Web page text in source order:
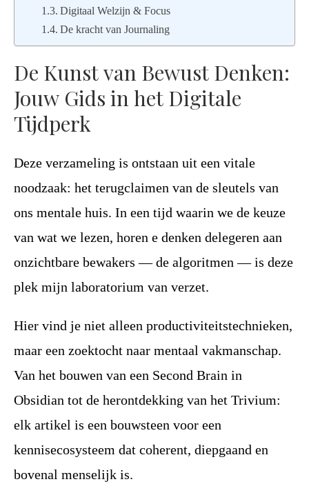
Digitaal Welzijn & Focus
De kracht van Journaling
De Kunst van Bewust Denken:
Jouw Gids in het Digitale
Tijdperk
Deze verzameling is ontstaan uit een vitale
noodzaak: het terugclaimen van de sleutels van
ons mentale huis. In een tijd waarin we de keuze
van wat we lezen, horen e denken delegeren aan
onzichtbare bewakers — de algoritmen — is deze
plek mijn laboratorium van verzet.
Hier vind je niet alleen productiviteitstechnieken,
maar een zoektocht naar mentaal vakmanschap.
Van het bouwen van een Second Brain in
Obsidian tot de herontdekking van het Trivium:
elk artikel is een bouwsteen voor een
kennisecosysteem dat coherent, diepgaand en
bovenal menselijk is.